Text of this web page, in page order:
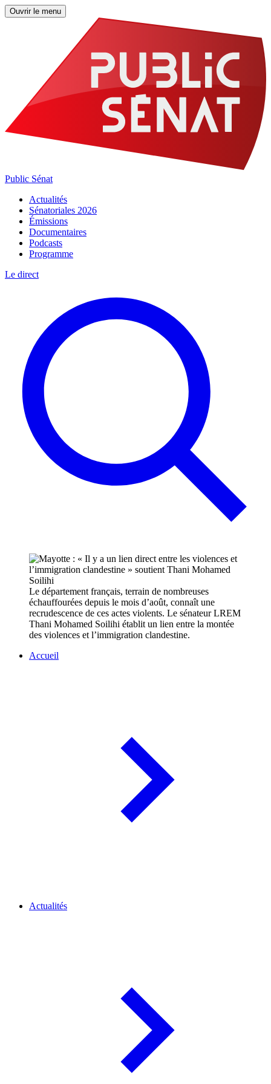
Ouvrir le menu
Public Sénat
Actualités
Sénatoriales 2026
Émissions
Documentaires
Podcasts
Programme
Le direct
Le département français, terrain de nombreuses
échauffourées depuis le mois d’août, connaît une
recrudescence de ces actes violents. Le sénateur LREM
Thani Mohamed Soilihi établit un lien entre la montée
des violences et l’immigration clandestine.
Accueil
Actualités